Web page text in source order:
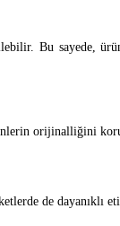
Bu sayede,
orijinalliğini
de dayanıklı